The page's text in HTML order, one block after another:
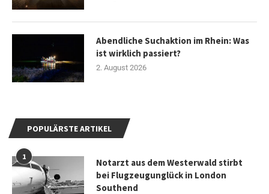
Abendliche Suchaktion im Rhein: Was
ist wirklich passiert?
2. August 2026
POPULÄRSTE ARTIKEL
1
Notarzt aus dem Westerwald stirbt
bei Flugzeugunglück in London
Southend